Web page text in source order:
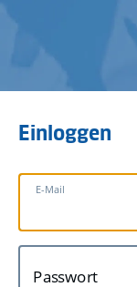
Einloggen
E-Mail
Passwort